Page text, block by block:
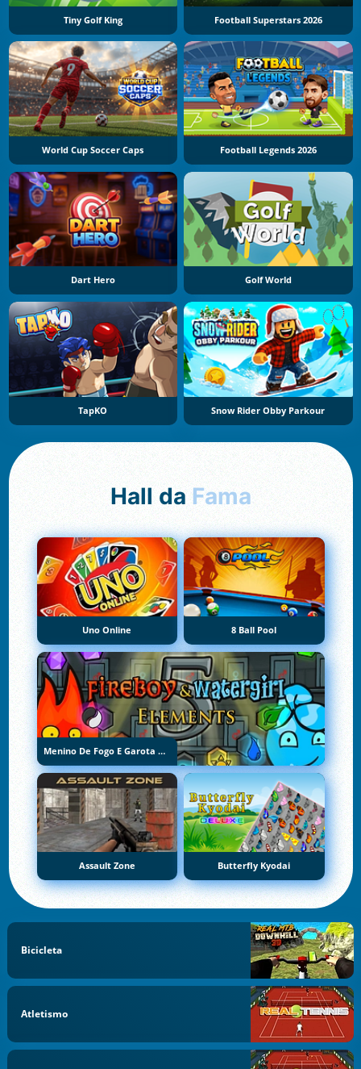
Tiny Golf King Football Superstars 2026
World Cup Soccer Caps Football Legends 2026
Dart Hero Golf World
TapKO Snow Rider Obby Parkour
Hall da Fama
Uno Online 8 Ball Pool
Menino De Fogo E Garota De Água 5: Elementos
Assault Zone Butterfly Kyodai
Bicicleta
Atletismo